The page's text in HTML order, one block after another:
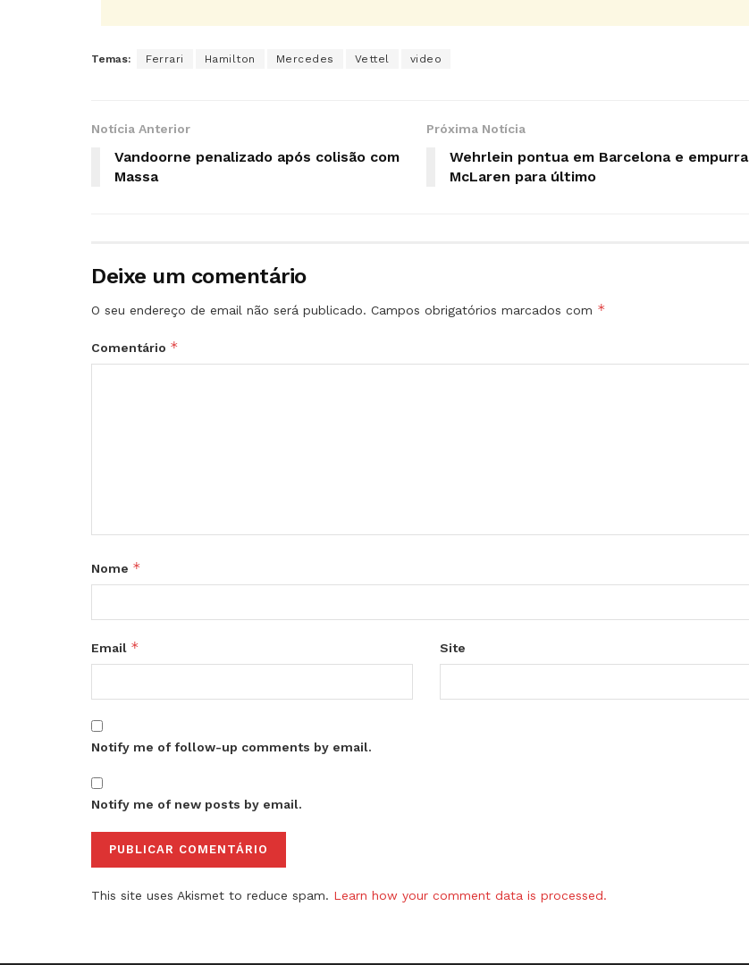
Temas: Ferrari Hamilton Mercedes Vettel video
Notícia Anterior
Vandoorne penalizado após colisão com
Massa
Próxima Notícia
Wehrlein pontua em Barcelona e empurra
McLaren para último
Deixe um comentário
O seu endereço de email não será publicado. Campos obrigatórios marcados com *
Comentário *
Nome *
Email * Site
Notify me of follow-up comments by email.
Notify me of new posts by email.
This site uses Akismet to reduce spam. Learn how your comment data is processed.